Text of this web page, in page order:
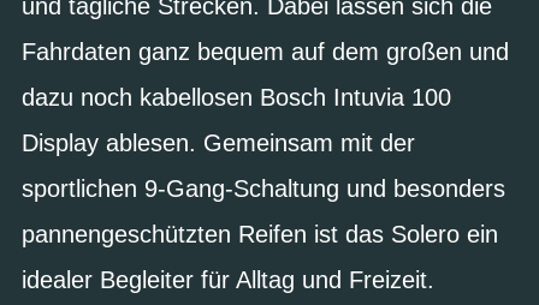
und tägliche Strecken. Dabei lassen sich die
Fahrdaten ganz bequem auf dem großen und
dazu noch kabellosen Bosch Intuvia 100
Display ablesen. Gemeinsam mit der
sportlichen 9-Gang-Schaltung und besonders
pannengeschützten Reifen ist das Solero ein
idealer Begleiter für Alltag und Freizeit.